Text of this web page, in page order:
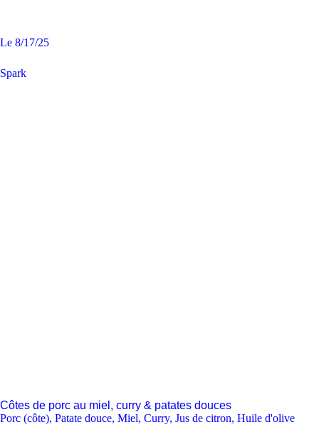
Le 8/17/25
Spark
Côtes de porc au miel, curry & patates douces
Porc (côte), Patate douce, Miel, Curry, Jus de citron, Huile d'olive